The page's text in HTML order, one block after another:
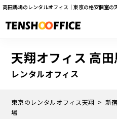
高田馬場のレンタルオフィス｜東京の格安個室の
天翔オフィス 高
レンタルオフィス
東京のレンタルオフィス天翔 新
場